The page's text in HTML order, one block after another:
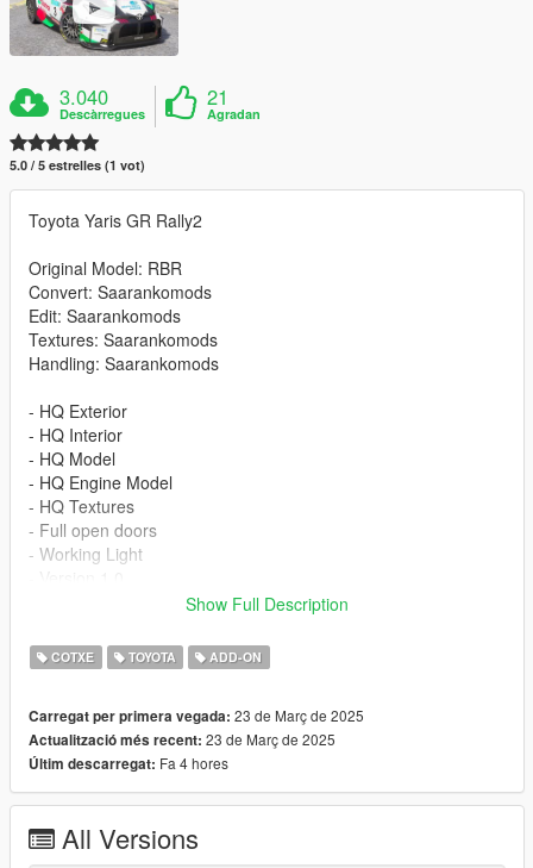
3.040
Descàrregues
21
Agradan
5.0 / 5 estrelles (1 vot)
Toyota Yaris GR Rally2
Original Model: RBR
Convert: Saarankomods
Edit: Saarankomods
Textures: Saarankomods
Handling: Saarankomods
- HQ Exterior
- HQ Interior
- HQ Model
- HQ Engine Model
- HQ Textures
- Full open doors
- Working Light
-Drag or Import the mod folder into your
-Add the entry "yarisgr" into your
mods/update/update.rpf/data/dlclist.xml file using OPENIV
Spawn Name: yarisgr
Please subscribe to my YouTube channel so I can make more
mods for you :)
Show Full Description
COTXE TOYOTA ADD-ON
Carregat per primera vegada: 23 de Març de 2025
Actualització més recent: 23 de Març de 2025
Últim descarregat: Fa 4 hores
All Versions